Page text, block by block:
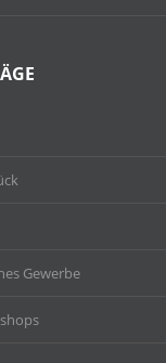
Gewerbe